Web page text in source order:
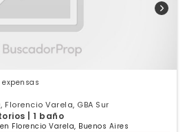
Varela, GBA Sur
| 1 baño
Florencio Varela, Buenos Aires